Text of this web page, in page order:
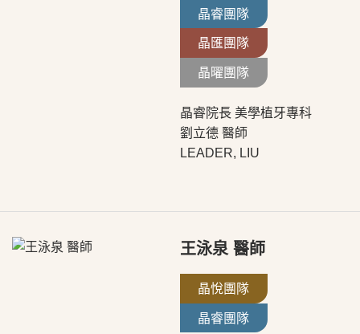
晶睿團隊
晶匯團隊
晶曜團隊
晶睿院長 美學植牙專科
劉立德 醫師
LEADER, LIU
王泳泉 醫師
晶悅團隊
晶睿團隊